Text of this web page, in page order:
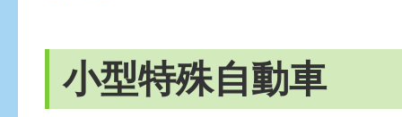
小型特殊自動車